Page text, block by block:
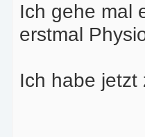
Ich gehe mal
erstmal
Ich habe jetzt